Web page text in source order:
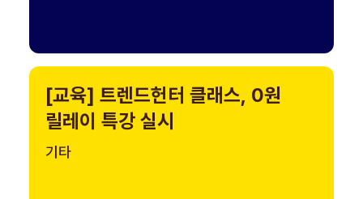
[교육] 트렌드헌터 클래스, 0원
릴레이 특강 실시
기타